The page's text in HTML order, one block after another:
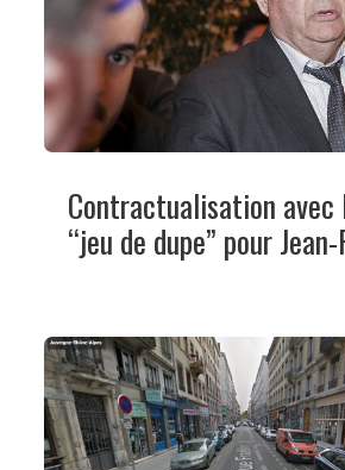
Contractualisation avec
“jeu de dupe” pour